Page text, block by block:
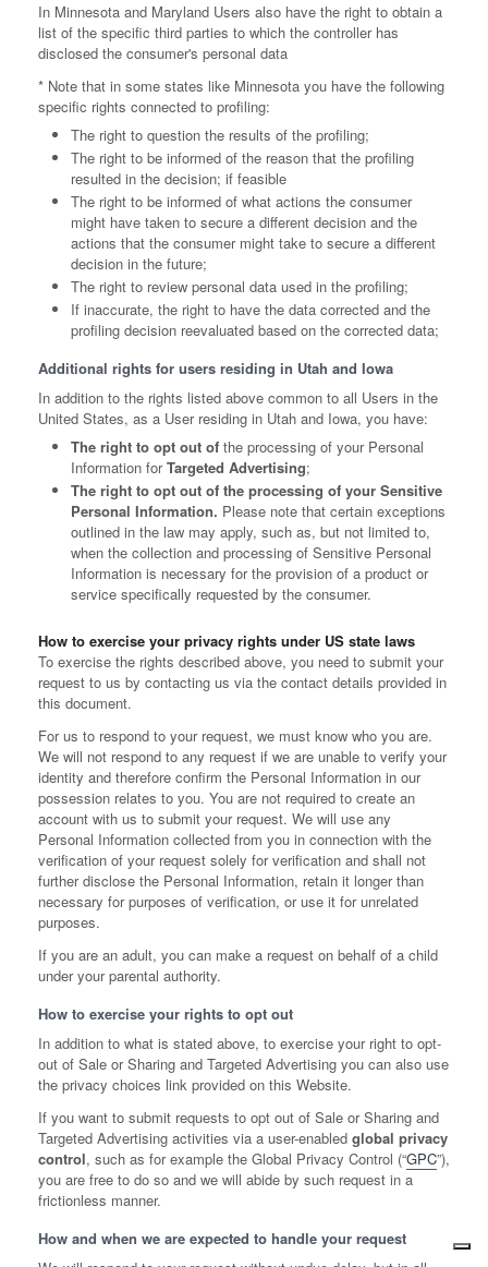
In Minnesota and Maryland Users also have the right to obtain a
list of the specific third parties to which the controller has
disclosed the consumer's personal data
* Note that in some states like Minnesota you have the following
specific rights connected to profiling:
The right to question the results of the profiling;
The right to be informed of the reason that the profiling
resulted in the decision; if feasible
The right to be informed of what actions the consumer
might have taken to secure a different decision and the
actions that the consumer might take to secure a different
decision in the future;
The right to review personal data used in the profiling;
If inaccurate, the right to have the data corrected and the
profiling decision reevaluated based on the corrected data;
Additional rights for users residing in Utah and Iowa
In addition to the rights listed above common to all Users in the
United States, as a User residing in Utah and Iowa, you have:
The right to opt out of the processing of your Personal
Information forTargeted Advertising;
The right to opt out of the processing of your Sensitive
Personal Information. Please note that certain exceptions
outlined in the law may apply, such as, but not limited to,
when the collection and processing of Sensitive Personal
Information is necessary for the provision of a product or
service specifically requested by the consumer.
How to exercise your privacy rights under US state laws
To exercise the rights described above, you need to submit your
request to us by contacting us via the contact details provided in
this document.
For us to respond to your request, we must know who you are.
We will not respond to any request if we are unable to verify your
identity and therefore confirm the Personal Information in our
possession relates to you. You are not required to create an
account with us to submit your request. We will use any
Personal Information collected from you in connection with the
verification of your request solely for verification and shall not
further disclose the Personal Information, retain it longer than
necessary for purposes of verification, or use it for unrelated
purposes.
If you are an adult, you can make a request on behalf of a child
under your parental authority.
How to exercise your rights to opt out
In addition to what is stated above, to exercise your right to opt-
out of Sale or Sharing and Targeted Advertising you can also use
the privacy choices link provided on this Website.
If you want to submit requests to opt out of Sale or Sharing and
Targeted Advertising activities via a user-enabled global privacy
control, such as for example the Global Privacy Control (“GPC”),
you are free to do so and we will abide by such request in a
frictionless manner.
How and when we are expected to handle your request